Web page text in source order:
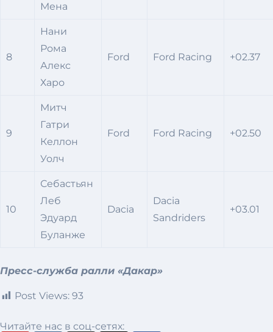
Мена
8
Нани
Рома
Алекс
Харо
Ford Ford Racing +02.37
9
Митч
Гатри
Келлон
Уолч
Ford Ford Racing +02.50
10
Себастьян
Леб
Эдуард
Буланже
Dacia
Dacia
Sandriders
+03.01
Пресс-служба ралли «Дакар»
Post Views: 93
Читайте нас в соц-сетях: